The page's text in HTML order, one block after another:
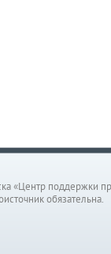
«Центр поддержки
обязательна.